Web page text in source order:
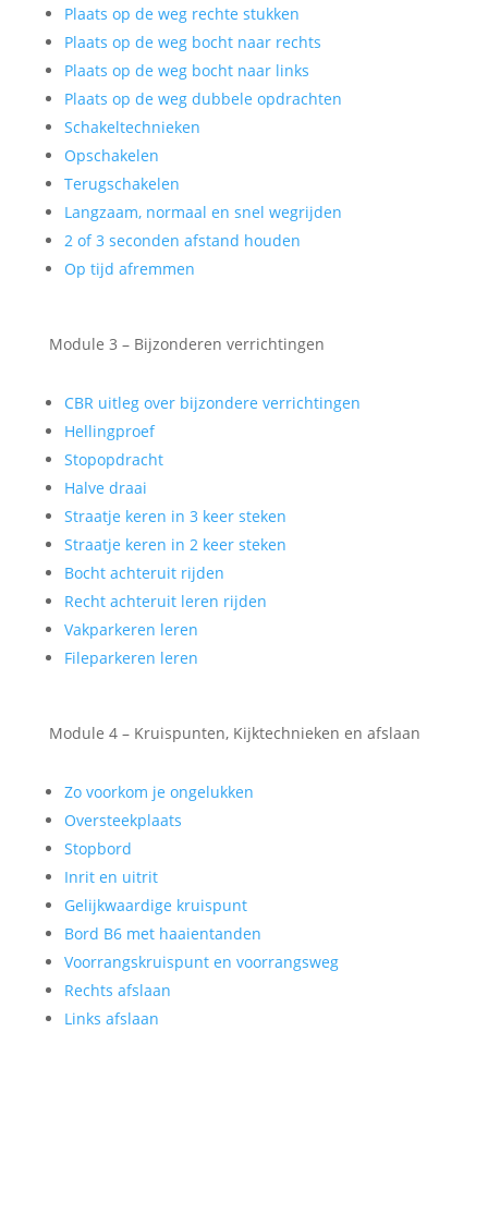
Plaats op de weg rechte stukken
Plaats op de weg bocht naar rechts
Plaats op de weg bocht naar links
Plaats op de weg dubbele opdrachten
Schakeltechnieken
Opschakelen
Terugschakelen
Langzaam, normaal en snel wegrijden
2 of 3 seconden afstand houden
Op tijd afremmen
Module 3 – Bijzonderen verrichtingen
CBR uitleg over bijzondere verrichtingen
Hellingproef
Stopopdracht
Halve draai
Straatje keren in 3 keer steken
Straatje keren in 2 keer steken
Bocht achteruit rijden
Recht achteruit leren rijden
Vakparkeren leren
Fileparkeren leren
Module 4 – Kruispunten, Kijktechnieken en afslaan
Zo voorkom je ongelukken
Oversteekplaats
Stopbord
Inrit en uitrit
Gelijkwaardige kruispunt
Bord B6 met haaientanden
Voorrangskruispunt en voorrangsweg
Rechts afslaan
Links afslaan